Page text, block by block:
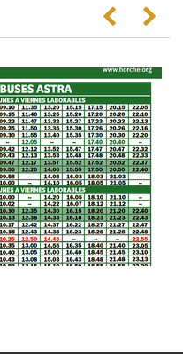
Anterior